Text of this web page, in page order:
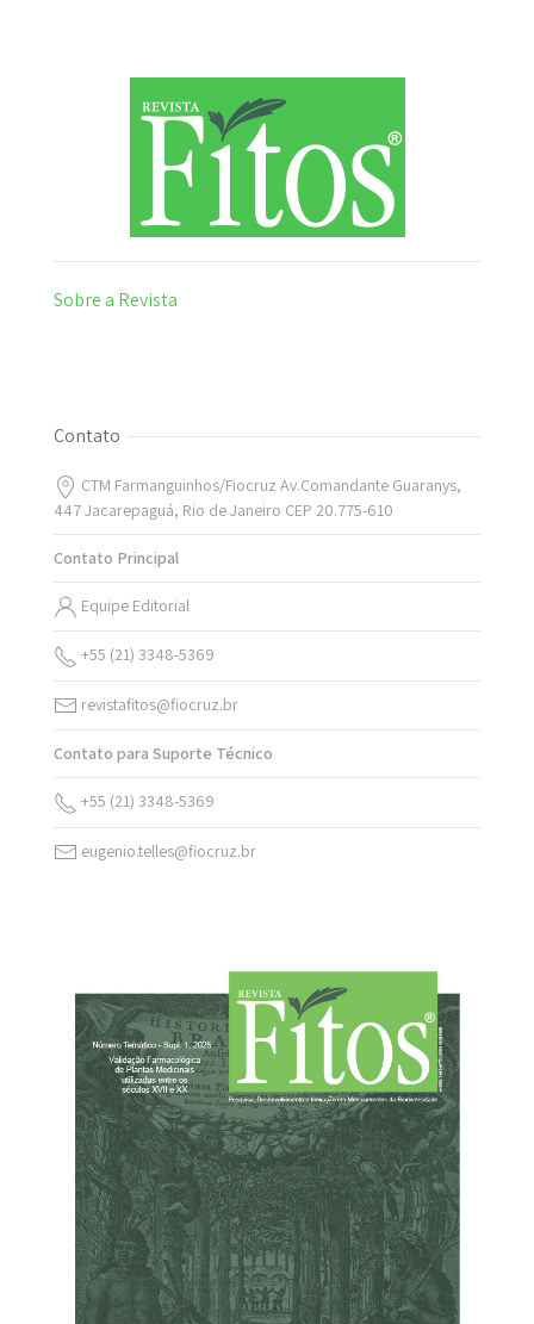
Sobre a Revista
Contato
CTM Farmanguinhos/Fiocruz Av.Comandante Guaranys,
447 Jacarepaguá, Rio de Janeiro CEP 20.775-610
Contato Principal
Equipe Editorial
+55 (21) 3348-5369
revistafitos@fiocruz.br
Contato para Suporte Técnico
+55 (21) 3348-5369
eugenio.telles@fiocruz.br